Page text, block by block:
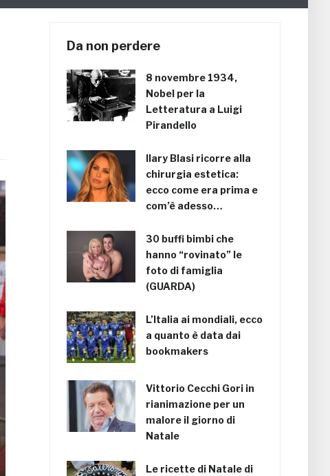
Da non perdere
8 novembre 1934,
Nobel per la
Letteratura a Luigi
Pirandello
Ilary Blasi ricorre alla
chirurgia estetica:
ecco come era prima e
com’è adesso…
30 buffi bimbi che
hanno “rovinato” le
foto di famiglia
(GUARDA)
L’Italia ai mondiali, ecco
a quanto è data dai
bookmakers
Vittorio Cecchi Gori in
rianimazione per un
malore il giorno di
Natale
Le ricette di Natale di